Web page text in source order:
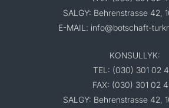
SALGY: Behrenstrasse 42,
E-MAIL: info@botschaft-
KONSULLYK:
TEL: (030) 301 02
FAX: (030) 301 02
SALGY: Behrenstrasse 42,